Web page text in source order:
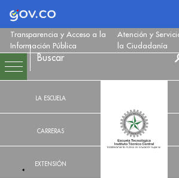
Logo Gobierno de Colombia
Transparencia y Acceso a la
Información Pública
Atención y
la Ciudadanía
LA ESCUELA
CARRERAS
EXTENSIÓN